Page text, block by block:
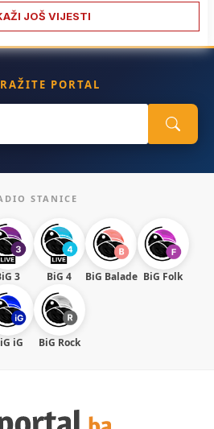
JOŠ VIJESTI
PORTAL
STANICE
3 BiG 4 BiG Balade BiG Folk
iG BiG Rock